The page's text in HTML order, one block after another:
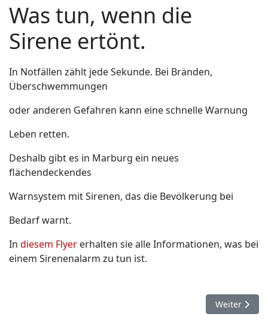
Was tun, wenn die
Sirene ertönt.
In Notfällen zählt jede Sekunde. Bei Bränden,
Überschwemmungen
oder anderen Gefahren kann eine schnelle Warnung
Leben retten.
Deshalb gibt es in Marburg ein neues
flächendeckendes
Warnsystem mit Sirenen, das die Bevölkerung bei
Bedarf warnt.
In diesem Flyer erhalten sie alle Informationen, was bei
einem Sirenenalarm zu tun ist.
Nächster
Weiter